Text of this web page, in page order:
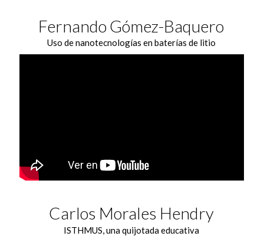
Fernando Gómez-Baquero
Uso de nanotecnologías en baterías de litio
Carlos Morales Hendry
ISTHMUS, una quijotada educativa